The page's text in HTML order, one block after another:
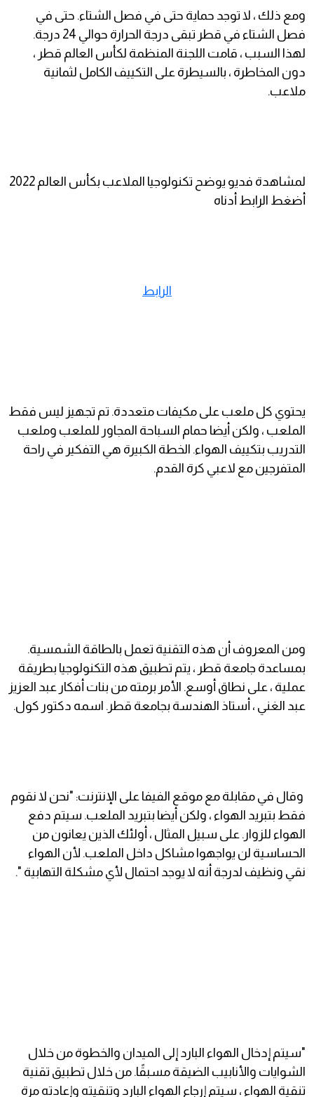
ومع ذلك ، لا توجد حماية حتى في فصل الشتاء. حتى في
فصل الشتاء في قطر تبقى درجة الحرارة حوالي 24 درجة.
لهذا السبب ، قامت اللجنة المنظمة لكأس العالم قطر ،
دون المخاطرة ، بالسيطرة على التكييف الكامل لثمانية
ملاعب.
لمشاهدة فديو يوضح تكنولوجيا الملاعب بكأس العالم 2022
أضغط الرابط أدناه
الرابط
يحتوي كل ملعب على مكيفات متعددة. تم تجهيز ليس فقط
الملعب ، ولكن أيضا حمام السباحة المجاور للملعب وملعب
التدريب بتكييف الهواء. الخطة الكبيرة هي التفكير في راحة
المتفرجين مع لاعبي كرة القدم.
ومن المعروف أن هذه التقنية تعمل بالطاقة الشمسية.
بمساعدة جامعة قطر ، يتم تطبيق هذه التكنولوجيا بطريقة
عملية ، على نطاق أوسع. الأمر برمته من بنات أفكار عبد العزيز
عبد الغني ، أستاذ الهندسة بجامعة قطر. اسمه دكتور كول.
وقال في مقابلة مع موقع الفيفا على الإنترنت: "نحن لا نقوم
فقط بتبريد الهواء ، ولكن أيضا بتبريد الملعب. سيتم دفع
الهواء للزوار. على سبيل المثال ، أولئك الذين يعانون من
الحساسية لن يواجهوا مشاكل داخل الملعب. لأن الهواء
نقي ونظيف لدرجة أنه لا يوجد احتمال لأي مشكلة التهابية ".
"سيتم إدخال الهواء البارد إلى الميدان والخطوة من خلال
الشوايات والأنابيب الضيقة مسبقًا. من خلال تطبيق تقنية
تنقية الهواء ، سيتم إرجاع الهواء البارد وتنقيته وإعادته مرة